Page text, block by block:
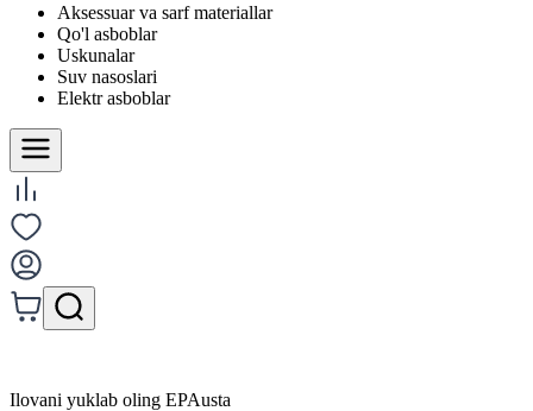
Aksessuar va sarf materiallar
Qo'l asboblar
Uskunalar
Suv nasoslari
Elektr asboblar
Ilovani yuklab oling EPAusta